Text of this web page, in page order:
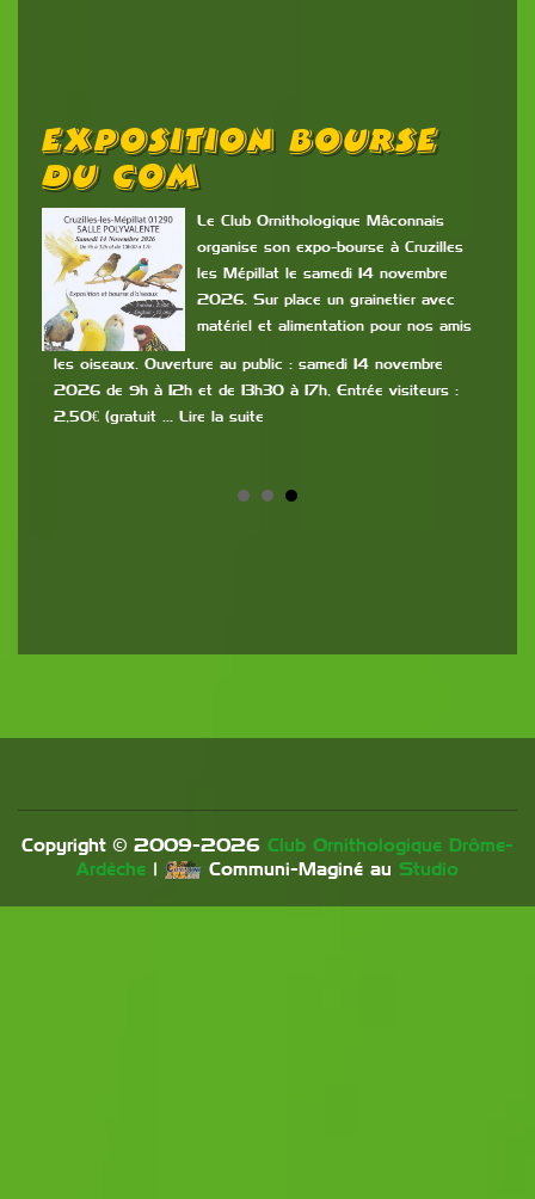
Exposition Bourse
Du COM
Le Club Ornithologique Mâconnais
organise son expo-bourse à Cruzilles
les Mépillat le samedi 14 novembre
2026. Sur place un grainetier avec
matériel et alimentation pour nos amis
les oiseaux. Ouverture au public : samedi 14 novembre
2026 de 9h à 12h et de 13h30 à 17h, Entrée visiteurs :
2,50€ (gratuit … Lire la suite
Copyright © 2009-2026 Club Ornithologique Drôme-
Ardèche
Communi-Maginé au Studio